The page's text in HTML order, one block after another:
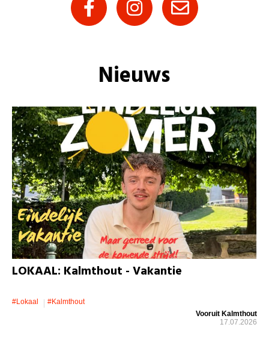
Nieuws
LOKAAL: Kalmthout - Vakantie
#lokaal
#kalmthout
Vooruit Kalmthout
17.07.2026